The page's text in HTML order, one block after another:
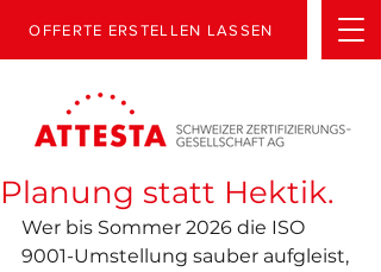
OFFERTE ERSTELLEN LASSEN
Planung statt Hektik.
Wer bis Sommer 2026 die ISO
9001-Umstellung sauber aufgleist,